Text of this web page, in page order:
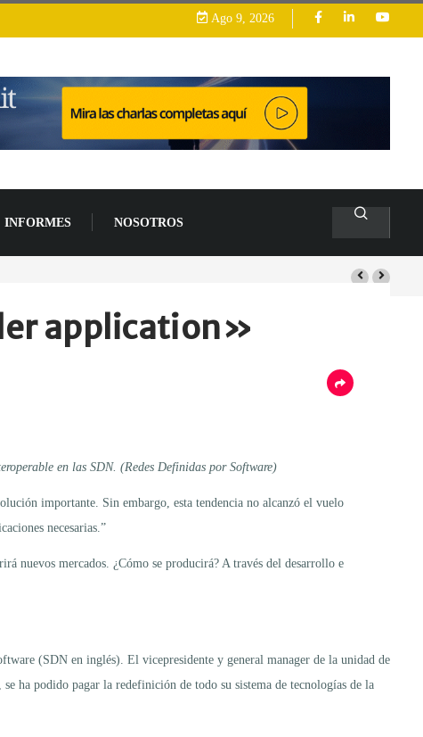
Ago 9, 2026
INFORMES NOSOTROS
application»
en las SDN. (Redes Definidas por Software)
importante. Sin embargo, esta tendencia no alcanzó el vuelo
necesarias.”
nuevos mercados. ¿Cómo se producirá? A través del desarrollo e
(SDN en inglés). El vicepresidente y general manager de la unidad de
ha podido pagar la redefinición de todo su sistema de tecnologías de la